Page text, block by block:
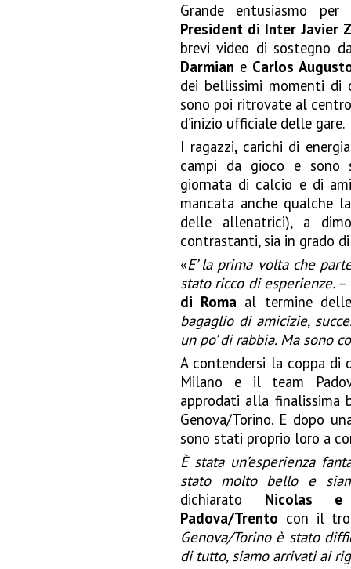
Grande entusiasmo
President di Inter Javier
brevi video di sostegno
Darmian e Carlos
dei bellissimi momenti
sono poi ritrovate al
d’inizio ufficiale delle gare.
I ragazzi, carichi di
campi da gioco e sono
giornata di calcio e di
mancata anche qualche
delle allenatrici), a
contrastanti, sia in grado
«E’ la prima volta che
stato ricco di esperienze. –
di Roma al termine
bagaglio di amicizie,
un po’ di rabbia. Ma sono
A contendersi la coppa di
Milano e il team
approdati alla finalissima
Genova/Torino. E dopo
sono stati proprio loro a
È stata un’esperienza
stato molto bello e
dichiarato Nicolas
Padova/Trento con il
Genova/Torino è stato
di tutto, siamo arrivati ai